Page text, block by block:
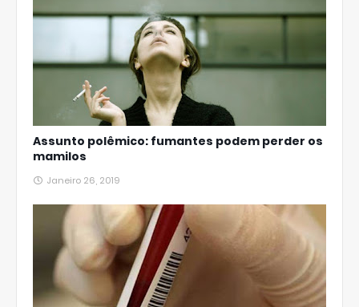
Assunto polêmico: fumantes podem perder os
mamilos
Janeiro 26, 2019